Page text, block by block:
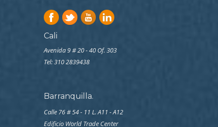
Cali
Avenida 9 # 20 - 40 Of. 303
Tel:310 2839438
Barranquilla.
Calle 76 # 54 - 11 L. A11 - A12
Edificio World Trade Center